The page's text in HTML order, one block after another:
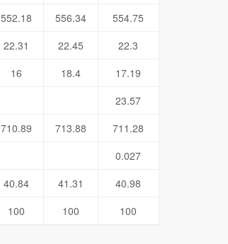
552.18 556.34
554.75
22.31 22.45
22.3
16 18.4
17.19
23.57
710.89 713.88
711.28
0.027
40.84 41.31
40.98
100 100 100